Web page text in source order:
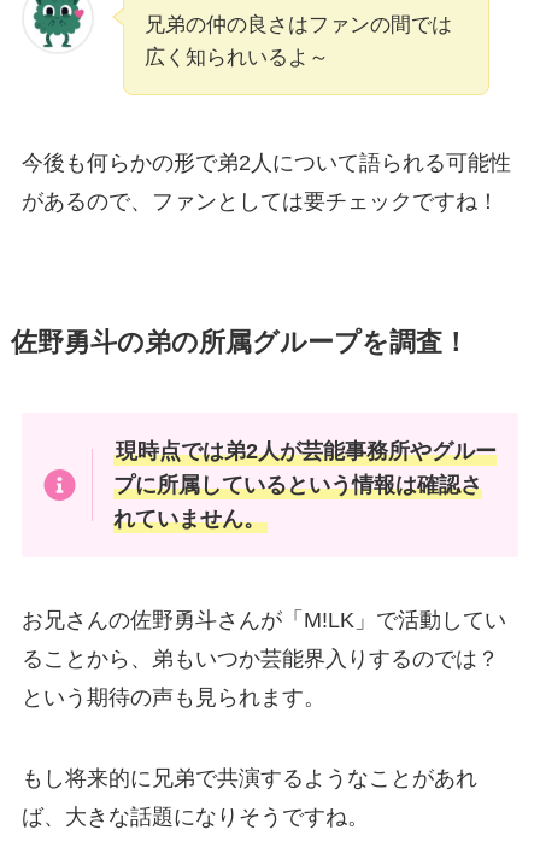
兄弟の仲の良さはファンの間では
広く知られいるよ～
今後も何らかの形で弟2人について語られる可能性
があるので、ファンとしては要チェックですね！
佐野勇斗の弟の所属グループを調査！
現時点では弟2人が芸能事務所やグルー
プに所属しているという情報は確認さ
れていません。
お兄さんの佐野勇斗さんが「M!LK」で活動してい
ることから、弟もいつか芸能界入りするのでは？
という期待の声も見られます。
もし将来的に兄弟で共演するようなことがあれ
ば、大きな話題になりそうですね。